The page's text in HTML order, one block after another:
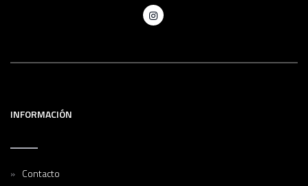
INFORMACIÓN
Contacto